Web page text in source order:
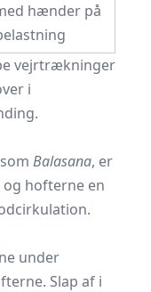
hænder på
vejrtrækninger
i
Balasana, er
hofterne en
under
Slap af i